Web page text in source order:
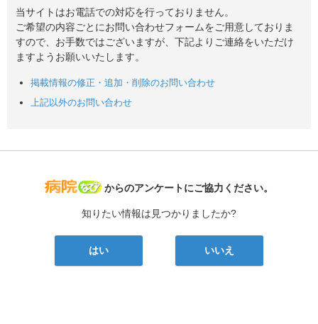
当サイトはお電話での対応を行っておりません。
ご希望の内容ごとにお問い合わせフォームをご用意しておりま
すので、お手数ではございますが、下記よりご連絡をいただけ
ますようお願いいたします。
掲載情報の修正・追加・削除のお問い合わせ
上記以外のお問い合わせ
病院なび
からのアンケートにご協力ください。
知りたい情報は見つかりましたか?
はい いいえ